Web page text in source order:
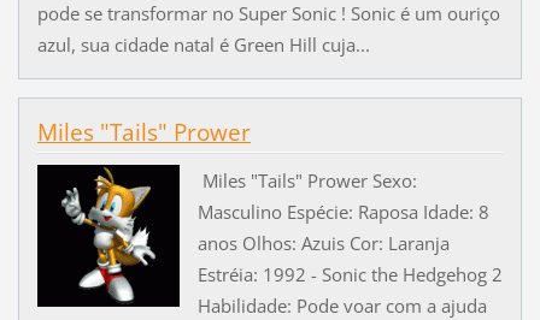
pode se transformar no Super Sonic ! Sonic é um ouriço
azul, sua cidade natal é Green Hill cuja...
Miles "Tails" Prower
Miles "Tails" Prower Sexo:
Masculino Espécie: Raposa Idade: 8
anos Olhos: Azuis Cor: Laranja
Estréia: 1992 - Sonic the Hedgehog 2
Habilidade: Pode voar com a ajuda